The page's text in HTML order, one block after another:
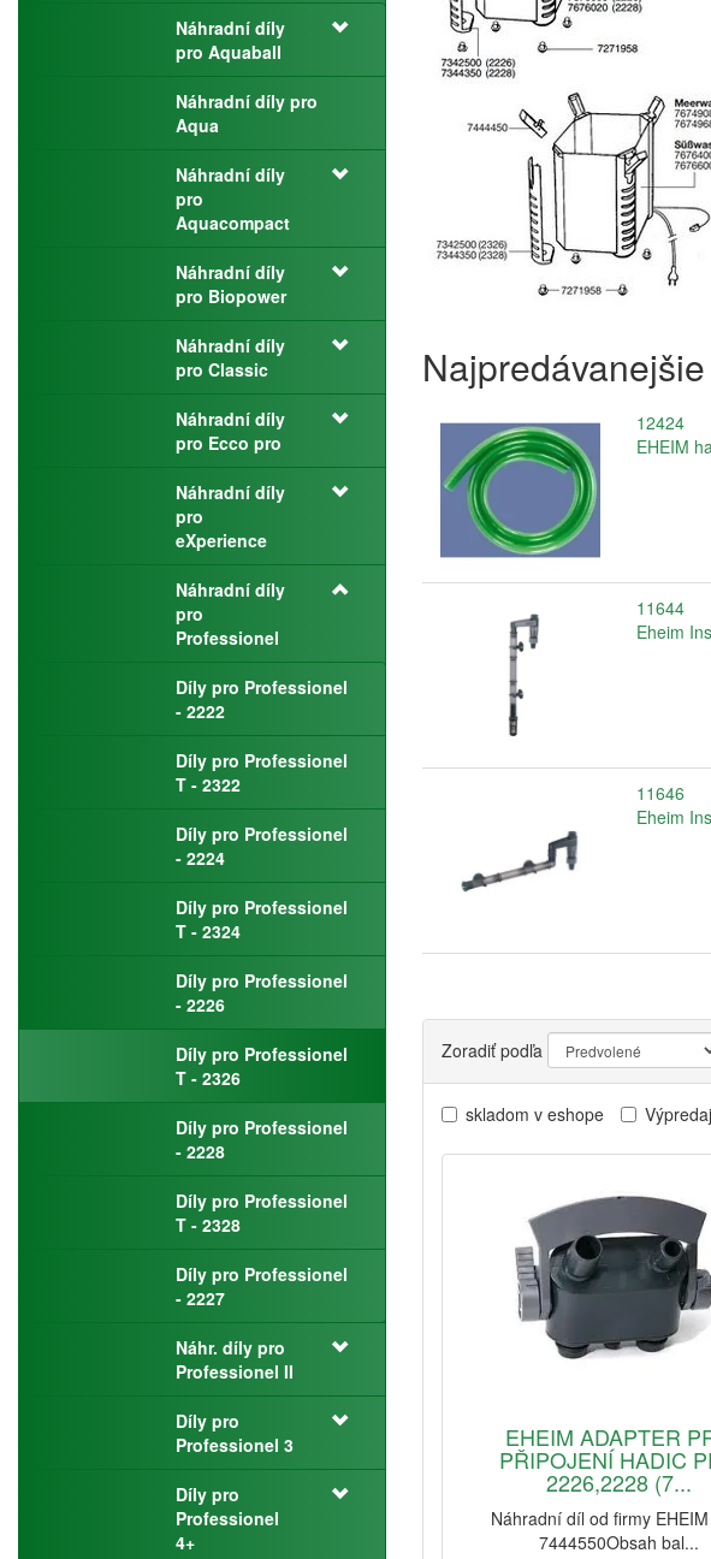
Náhradní díly
pro Aquaball
Náhradní díly pro
Aqua
Náhradní díly
pro
Aquacompact
Náhradní díly
pro Biopower
Náhradní díly
pro Classic
Náhradní díly
pro Ecco pro
Náhradní díly
pro
eXperience
Náhradní díly
pro
Professionel
Díly pro Professionel
- 2222
Díly pro Professionel
T - 2322
Díly pro Professionel
- 2224
Díly pro Professionel
T - 2324
Díly pro Professionel
- 2226
Díly pro Professionel
T - 2326
Díly pro Professionel
- 2228
Díly pro Professionel
T - 2328
Díly pro Professionel
- 2227
Náhr. díly pro
Professionel II
Díly pro
Professionel 3
Díly pro
Professionel
4+
Najpredávanejšie
12424
EHEIM
11644
Eheim
11646
Eheim
Zoradiť podľa
skladom v eshope Výpredaj
EHEIM ADAPTER
PŘIPOJENÍ HADIC
2226,2228 (7...
Náhradní díl od firmy
7444550Obsah bal...